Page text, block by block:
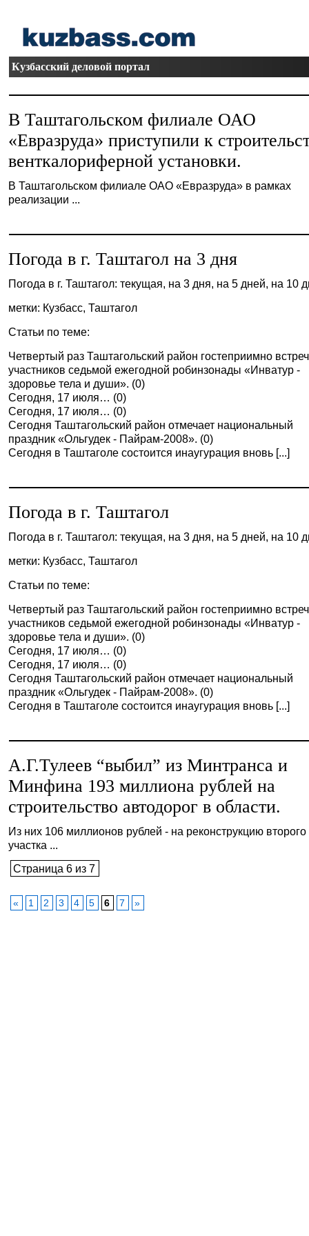
Кузбасский деловой портал
В Таштагольском филиале ОАО
«Евразруда» приступили к
венткалориферной установки.
В Таштагольском филиале ОАО «Евразруда» в рамках
реализации ...
Погода в г. Таштагол на 3 дня
Погода в г. Таштагол: текущая, на 3 дня, на 5 дней, на 10
метки: Кузбасс, Таштагол
Статьи по теме:
Четвертый раз Таштагольский район гостеприимно
участников седьмой ежегодной робинзонады «Инватур -
здоровье тела и души». (0)
Сегодня, 17 июля… (0)
Сегодня, 17 июля… (0)
Сегодня Таштагольский район отмечает национальный
праздник «Ольгудек - Пайрам-2008». (0)
Сегодня в Таштаголе состоится инаугурация вновь [...]
Погода в г. Таштагол
Погода в г. Таштагол: текущая, на 3 дня, на 5 дней, на 10
метки: Кузбасс, Таштагол
Статьи по теме:
Четвертый раз Таштагольский район гостеприимно
участников седьмой ежегодной робинзонады «Инватур -
здоровье тела и души». (0)
Сегодня, 17 июля… (0)
Сегодня, 17 июля… (0)
Сегодня Таштагольский район отмечает национальный
праздник «Ольгудек - Пайрам-2008». (0)
Сегодня в Таштаголе состоится инаугурация вновь [...]
А.Г.Тулеев “выбил” из Минтранса и
Минфина 193 миллиона рублей на
строительство автодорог в области.
Из них 106 миллионов рублей - на реконструкцию второго
участка ...
Страница 6 из 7
« 1 2 3 4 5 6 7 »